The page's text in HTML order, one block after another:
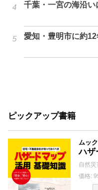
千葉・一宮の海沿
愛知・豊明市に約
ピックアップ書籍
ムック
ハザ
自然災
価格: